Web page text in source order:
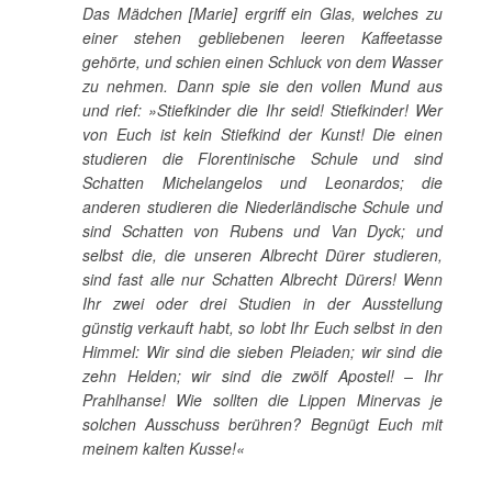
Das Mädchen [Marie] ergriff ein Glas, welches zu
einer stehen gebliebenen leeren Kaffeetasse
gehörte, und schien einen Schluck von dem Wasser
zu nehmen. Dann spie sie den vollen Mund aus
und rief: »Stiefkinder die Ihr seid! Stiefkinder! Wer
von Euch ist kein Stiefkind der Kunst! Die einen
studieren die Florentinische Schule und sind
Schatten Michelangelos und Leonardos; die
anderen studieren die Niederländische Schule und
sind Schatten von Rubens und Van Dyck; und
selbst die, die unseren Albrecht Dürer studieren,
sind fast alle nur Schatten Albrecht Dürers! Wenn
Ihr zwei oder drei Studien in der Ausstellung
günstig verkauft habt, so lobt Ihr Euch selbst in den
Himmel: Wir sind die sieben Pleiaden; wir sind die
zehn Helden; wir sind die zwölf Apostel! – Ihr
Prahlhanse! Wie sollten die Lippen Minervas je
solchen Ausschuss berühren? Begnügt Euch mit
meinem kalten Kusse!«